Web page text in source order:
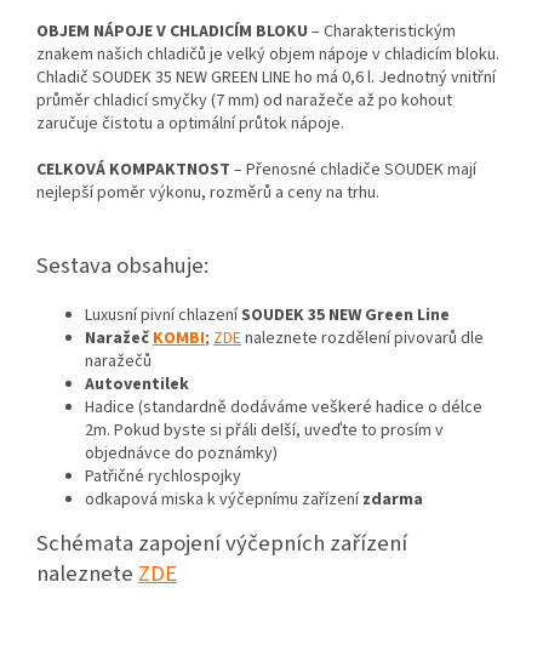
OBJEM NÁPOJE V CHLADICÍM BLOKU – Charakteristickým
znakem našich chladičů je velký objem nápoje v chladicím bloku.
Chladič SOUDEK 35 NEW GREEN LINE ho má 0,6 l. Jednotný vnitřní
průměr chladicí smyčky (7 mm) od naražeče až po kohout
zaručuje čistotu a optimální průtok nápoje.
CELKOVÁ KOMPAKTNOST – Přenosné chladiče SOUDEK mají
nejlepší poměr výkonu, rozměrů a ceny na trhu.
Sestava obsahuje:
Luxusní pivní chlazeníSOUDEK 35 NEW Green Line
NaražečKOMBI; ZDEnaleznete rozdělení pivovarů dle
naražečů
Autoventilek
Hadice (standardně dodáváme veškeré hadice o délce
2m. Pokud byste si přáli delší, uveďte to prosím v
objednávce do poznámky)
Patřičné rychlospojky
odkapová miska k výčepnímu zařízenízdarma
Schémata zapojení výčepních zařízení
naleznete ZDE